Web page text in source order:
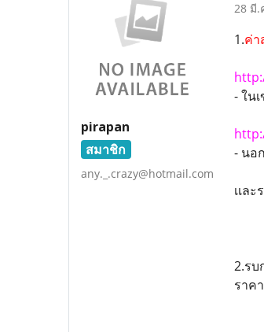
pirapan
สมาชิก
any._.crazy@hotmail.com
28 มี.
1.ค่า
- ใน
- นอ
เเล
2.รบ
ราค